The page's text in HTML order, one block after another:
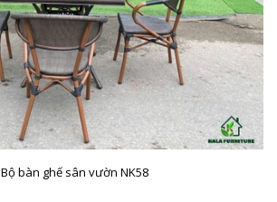
Bộ bàn ghế sân vườn NK58